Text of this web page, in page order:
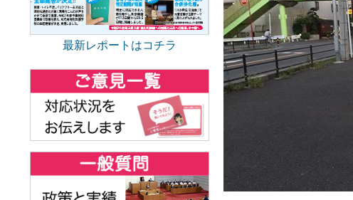
最新レポートはコチラ